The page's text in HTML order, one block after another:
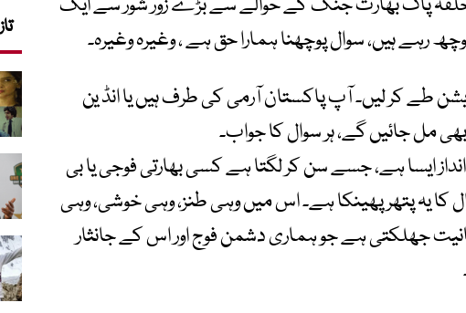
پاک بھارت جنگ کے حوالے سے بڑے زور شور سے ایک
رہے ہیں، سوال پوچھنا ہمارا حق ہے ، وغیرہ وغیرہ۔
طے کر لیں۔ آپ پاکستان آرمی کی طرف ہیں یا انڈ ین
مل جائیں گے، ہر سوال کا جواب۔
ایسا ہے، جسے سن کر لگتا ہے کسی بھارتی فوجی یا بی
یہ پتھر پھینکا ہے۔ اس میں وہی طنز، وہی خوشی، وہی
جھلکتی ہے جو ہماری دشمن فوج اور اس کے جانثار